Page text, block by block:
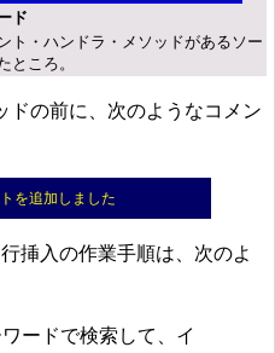
ド
ト・ハンドラ・メソッドがあるソー
ところ。
の前に、次のようなコメン
を追加しました
挿入の作業手順は、次のよ
ードで検索して、イ